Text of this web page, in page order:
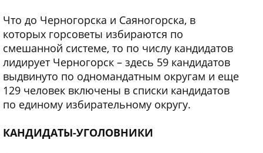
Что до Черногорска и Саяногорска, в
которых горсоветы избираются по
смешанной системе, то по числу кандидатов
лидирует Черногорск – здесь 59 кандидатов
выдвинуто по одномандатным округам и еще
129 человек включены в списки кандидатов
по единому избирательному округу.
КАНДИДАТЫ-УГОЛОВНИКИ